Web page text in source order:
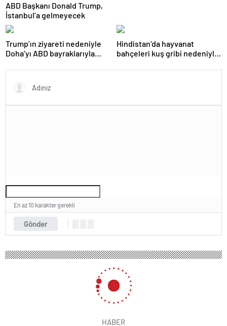
ABD Başkanı Donald Trump,
İstanbul’a gelmeyecek
Trump’ın ziyareti nedeniyle
Doha’yı ABD bayraklarıyla
Hindistan’da hayvanat
bahçeleri kuş gribi nedeniyle
Gönder
En az 10 karakter gerekli
HABER